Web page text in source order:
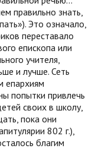
правильно знать,
Это означало,
переставало
епископа или
учителя,
и лучше. Сеть
епархиям
попытки привлечь
своих в школу,
пока они
802 г.),
благим